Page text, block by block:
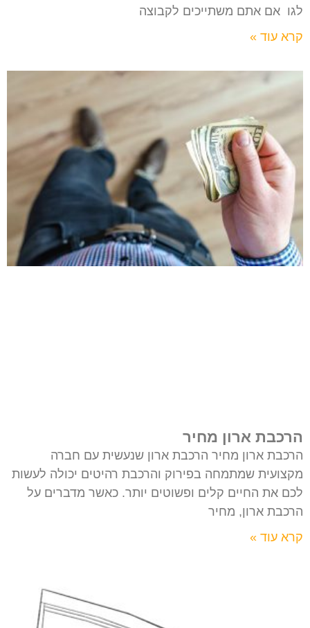
לגו אם אתם משתייכים לקבוצה
קרא עוד »
הרכבת ארון מחיר
הרכבת ארון מחיר הרכבת ארון שנעשית עם חברה
מקצועית שמתמחה בפירוק והרכבת רהיטים יכולה לעשות
לכם את החיים קלים ופשוטים יותר. כאשר מדברים על
הרכבת ארון, מחיר
קרא עוד »